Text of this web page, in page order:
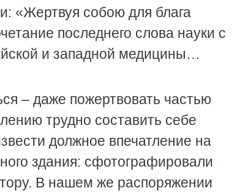
«Жертвуя собою для блага
последнего слова науки с
и западной медицины…
– даже пожертвовать частью
трудно составить себе
должное впечатление на
здания: сфотографировали
В нашем же распоряжении